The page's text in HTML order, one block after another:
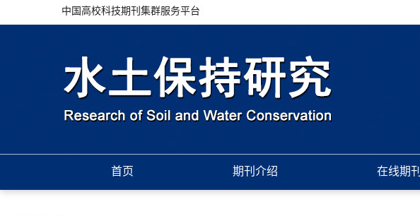
中国高校科技期刊集群服务平台
首页 期刊介绍 在线期刊